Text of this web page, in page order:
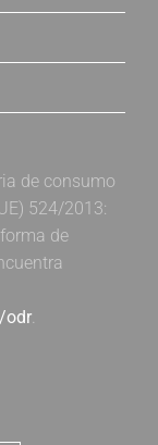
de consumo
524/2013:
de
odr.